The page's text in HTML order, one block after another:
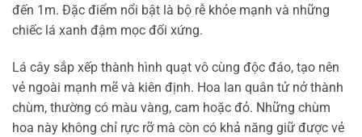
đến 1m. Đặc điểm nổi bật là bộ rễ khỏe mạnh và những
chiếc lá xanh đậm mọc đối xứng.
Lá cây sắp xếp thành hình quạt vô cùng độc đáo, tạo nên
vẻ ngoài mạnh mẽ và kiên định. Hoa lan quân tử nở thành
chùm, thường có màu vàng, cam hoặc đỏ. Những chùm
hoa này không chỉ rực rỡ mà còn có khả năng giữ được vẻ